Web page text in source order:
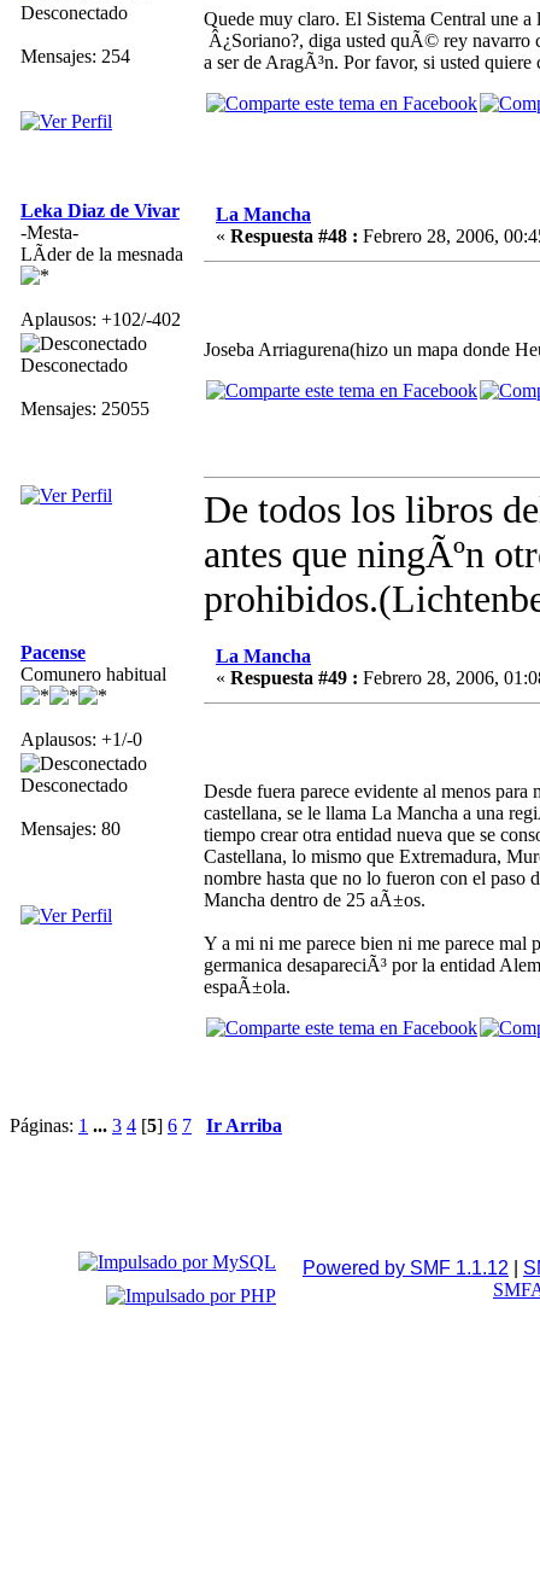
Desconectado
Mensajes: 254
Quede muy claro. El Sistema Central une
Â¿Soriano?, diga usted quÃ© rey navarro
a ser de AragÃ³n. Por favor, si usted
Leka Diaz de Vivar
-Mesta-
LÃ­der de la mesnada
Aplausos: +102/-402
Desconectado
Mensajes: 25055
La Mancha
« Respuesta #48 : Febrero 28, 2006,
Joseba Arriagurena(hizo un mapa donde
De todos los libros
antes que ningÃºn
Pacense
Comunero habitual
Aplausos: +1/-0
Desconectado
Mensajes: 80
La Mancha
« Respuesta #49 : Febrero 28, 2006,
Desde fuera parece evidente al menos
castellana, se le llama La Mancha a una
tiempo crear otra entidad nueva que se
Castellana, lo mismo que Extremadura,
nombre hasta que no lo fueron con el paso
Mancha dentro de 25 aÃ±os.
Y a mi ni me parece bien ni me parece
germanica desapareciÃ³ por la entidad
espaÃ±ola.
Páginas: 1 ... 3 4 [5] 6 7 Ir Arriba
Powered by SMF 1.1.12